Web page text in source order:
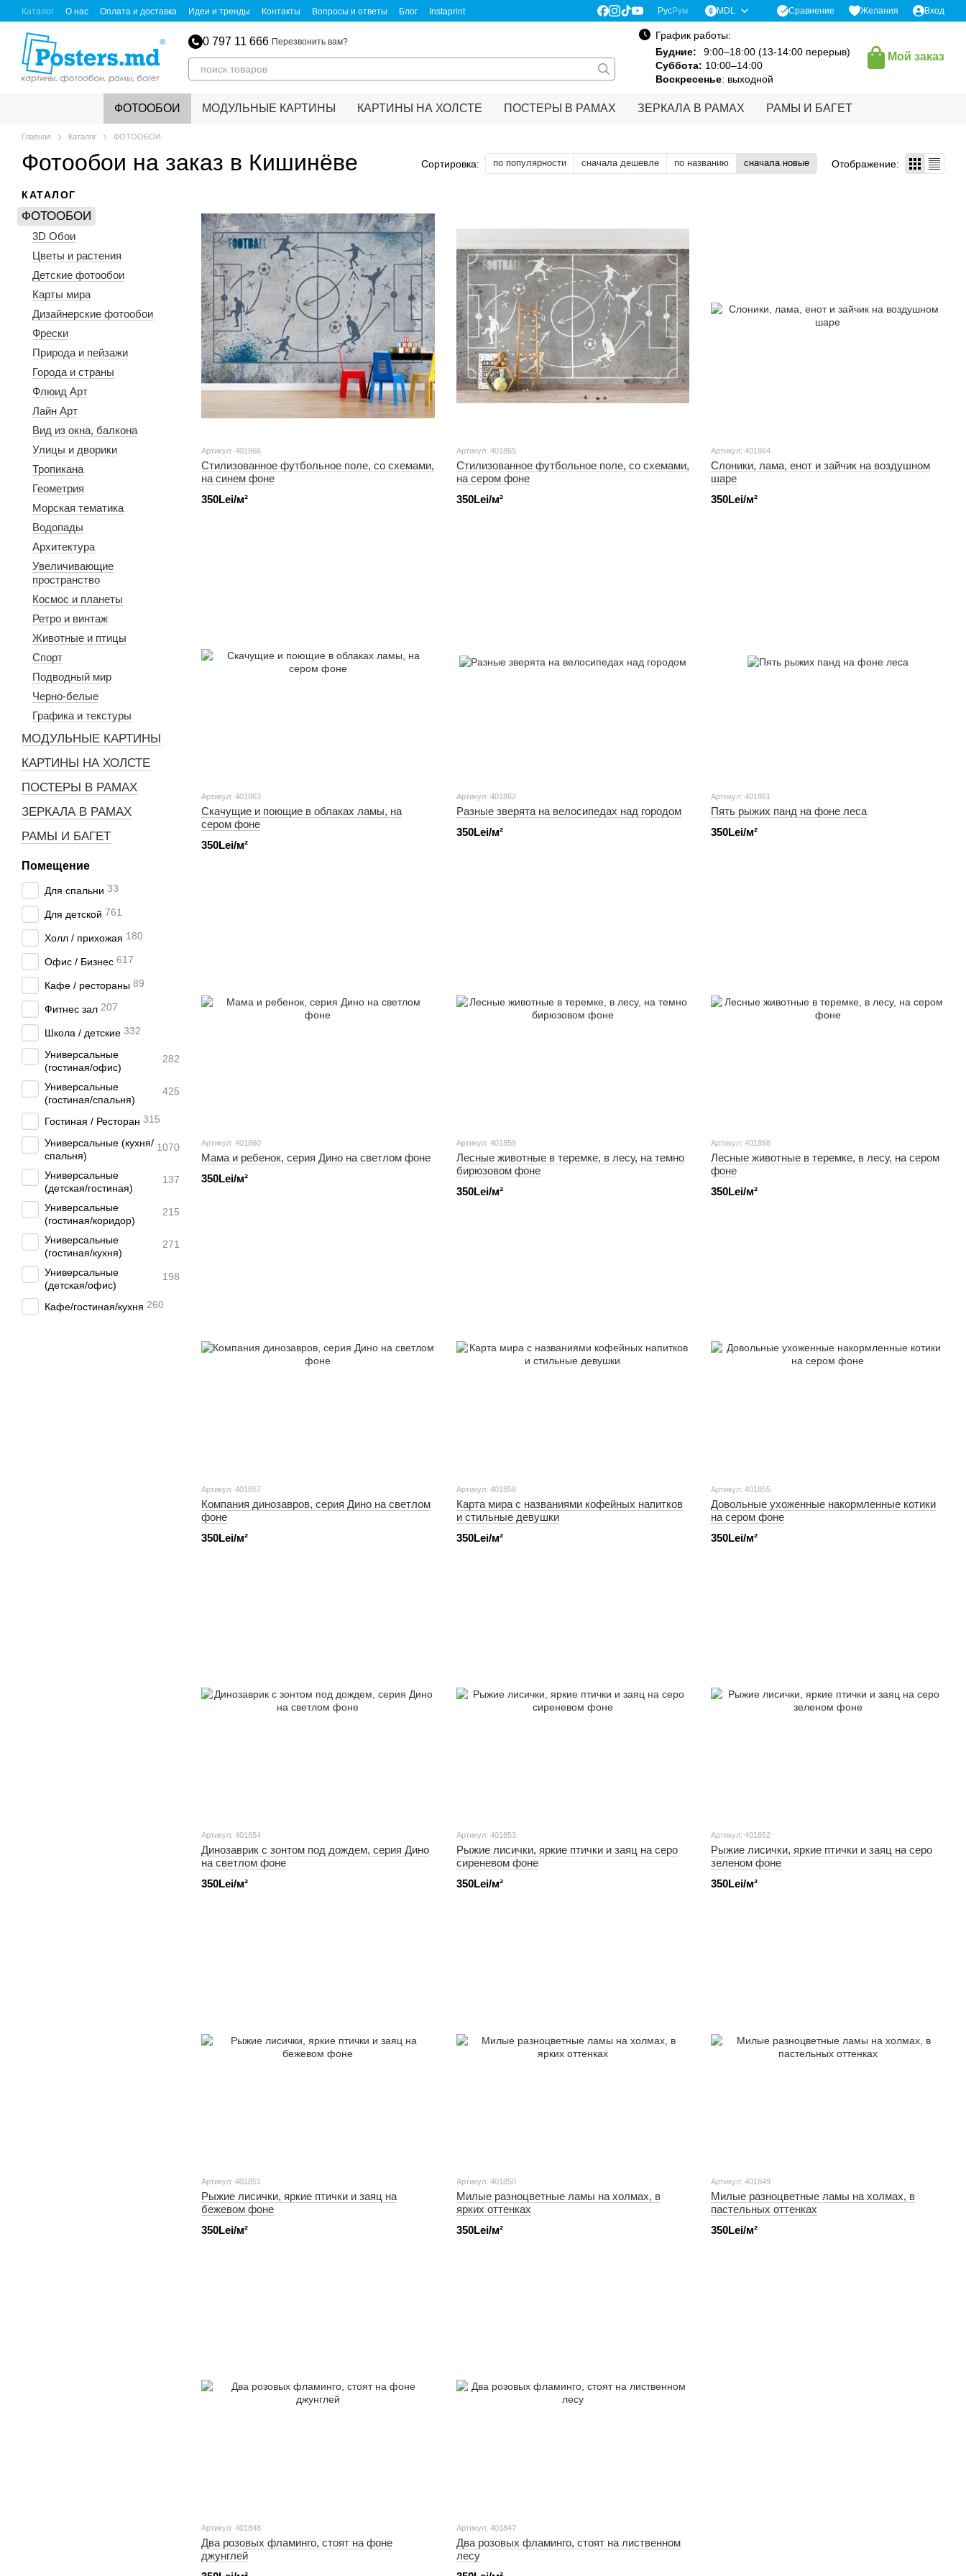
Перейти к основному контенту
Каталог О нас Оплата и доставка Идеи и тренды Контакты Вопросы и ответы Блог
Instaprint
Обмен и возврат
Для партнеров
РусРум MDL Сравнение Желания Вход
0 797 11 666 Перезвонить вам?
График работы:
Будние:
9:00–18:00 (13-14:00 перерыв)
Суббота: 10:00–14:00
Воскресенье: выходной
Мой заказ
ФОТООБОИ МОДУЛЬНЫЕ КАРТИНЫ КАРТИНЫ НА ХОЛСТЕ ПОСТЕРЫ В РАМАХ ЗЕРКАЛА В РАМАХ РАМЫ И БАГЕТ
Главная Каталог ФОТООБОИ
Фотообои на заказ в Кишинёве Сортировка: по популярности сначала дешевле по названию сначала новые Отображение:
Артикул: 401866
Стилизованное футбольное поле, со схемами,
на синем фоне
350Lei/м²
Артикул: 401865
Стилизованное футбольное поле, со схемами,
на сером фоне
350Lei/м²
Артикул: 401864
Слоники, лама, енот и зайчик на воздушном
шаре
350Lei/м²
Артикул: 401863
Скачущие и поющие в облаках ламы, на
сером фоне
350Lei/м²
Артикул: 401862
Разные зверята на велосипедах над городом
350Lei/м²
Артикул: 401861
Пять рыжих панд на фоне леса
350Lei/м²
Артикул: 401860
Мама и ребенок, серия Дино на светлом фоне
350Lei/м²
Артикул: 401859
Лесные животные в теремке, в лесу, на темно
бирюзовом фоне
350Lei/м²
Артикул: 401858
Лесные животные в теремке, в лесу, на сером
фоне
350Lei/м²
Артикул: 401857
Компания динозавров, серия Дино на светлом
фоне
350Lei/м²
Артикул: 401856
Карта мира с названиями кофейных напитков
и стильные девушки
350Lei/м²
Артикул: 401855
Довольные ухоженные накормленные котики
на сером фоне
350Lei/м²
Артикул: 401854
Динозаврик с зонтом под дождем, серия Дино
на светлом фоне
350Lei/м²
Артикул: 401853
Рыжие лисички, яркие птички и заяц на серо
сиреневом фоне
350Lei/м²
Артикул: 401852
Рыжие лисички, яркие птички и заяц на серо
зеленом фоне
350Lei/м²
Артикул: 401851
Рыжие лисички, яркие птички и заяц на
бежевом фоне
350Lei/м²
Артикул: 401850
Милые разноцветные ламы на холмах, в
ярких оттенках
350Lei/м²
Артикул: 401849
Милые разноцветные ламы на холмах, в
пастельных оттенках
350Lei/м²
Артикул: 401848
Два розовых фламинго, стоят на фоне
джунглей
Артикул: 401847
Два розовых фламинго, стоят на лиственном
лесу
КАТАЛОГ
ФОТООБОИ
3D Обои
Цветы и растения
Детские фотообои
Карты мира
Дизайнерские фотообои
Фрески
Природа и пейзажи
Города и страны
Флюид Арт
Лайн Арт
Вид из окна, балкона
Улицы и дворики
Тропикана
Геометрия
Морская тематика
Водопады
Архитектура
Увеличивающие
пространство
Космос и планеты
Ретро и винтаж
Животные и птицы
Спорт
Подводный мир
Черно-белые
Графика и текстуры
МОДУЛЬНЫЕ КАРТИНЫ
КАРТИНЫ НА ХОЛСТЕ
ПОСТЕРЫ В РАМАХ
ЗЕРКАЛА В РАМАХ
РАМЫ И БАГЕТ
Помещение
Для спальни 33
Для детской 761
Холл / прихожая 180
Офис / Бизнес 617
Кафе / рестораны 89
Фитнес зал 207
Школа / детские 332
Универсальные
(гостиная/офис)
282
Универсальные
(гостиная/спальня)
425
Гостиная / Ресторан 315
Универсальные (кухня/
спальня)
1070
Универсальные
(детская/гостиная)
137
Универсальные
(гостиная/коридор)
215
Универсальные
(гостиная/кухня)
271
Универсальные
(детская/офис)
198
Кафе/гостиная/кухня 260